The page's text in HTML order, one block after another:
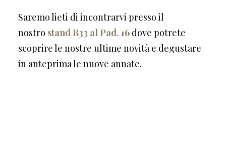
Saremo lieti di incontrarvi presso il
nostro stand B33 al Pad. 16 dove potrete
scoprire le nostre ultime novità e degustare
in anteprima le nuove annate.